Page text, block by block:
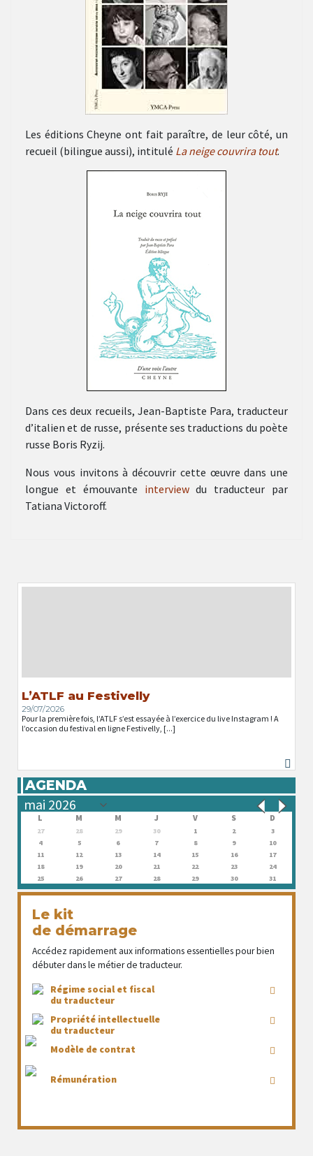
Les éditions Cheyne ont fait paraître, de leur côté, un
recueil (bilingue aussi), intitulé La neige couvrira tout.
Dans ces deux recueils, Jean-Baptiste Para, traducteur
d’italien et de russe, présente ses traductions du poète
russe Boris Ryzij.
Nous vous invitons à découvrir cette œuvre dans une
longue et émouvante interviewdu traducteur par
Tatiana Victoroff.
L’ATLF au Festivelly
29/07/2026
Pour la première fois, l’ATLF s’est essayée à l’exercice du live Instagram ! A
l’occasion du festival en ligne Festivelly, [...]
AGENDA
L M M J V S D
27 28 29 30 1 2
3
4
5 6 7 8 9
10
11
12 13 14 15 16
17
18
19 20 21 22 23
24
25
26 27 28 29 30 31
Le kit
de démarrage
Accédez rapidement aux informations essentielles pour bien
débuter dans le métier de traducteur.
Régime social et fiscal
du traducteur
Propriété intellectuelle
du traducteur
Modèle de contrat
Rémunération